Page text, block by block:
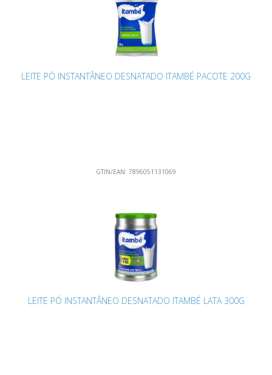
LEITE PÓ INSTANTÂNEO DESNATADO ITAMBÉ PACOTE 200G
GTIN/EAN: 7896051131069
LEITE PÓ INSTANTÂNEO DESNATADO ITAMBÉ LATA 300G